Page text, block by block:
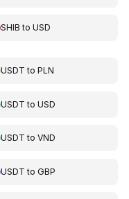
SHIB toUSD
USDT toPLN
USDT toUSD
USDT toVND
USDT toGBP